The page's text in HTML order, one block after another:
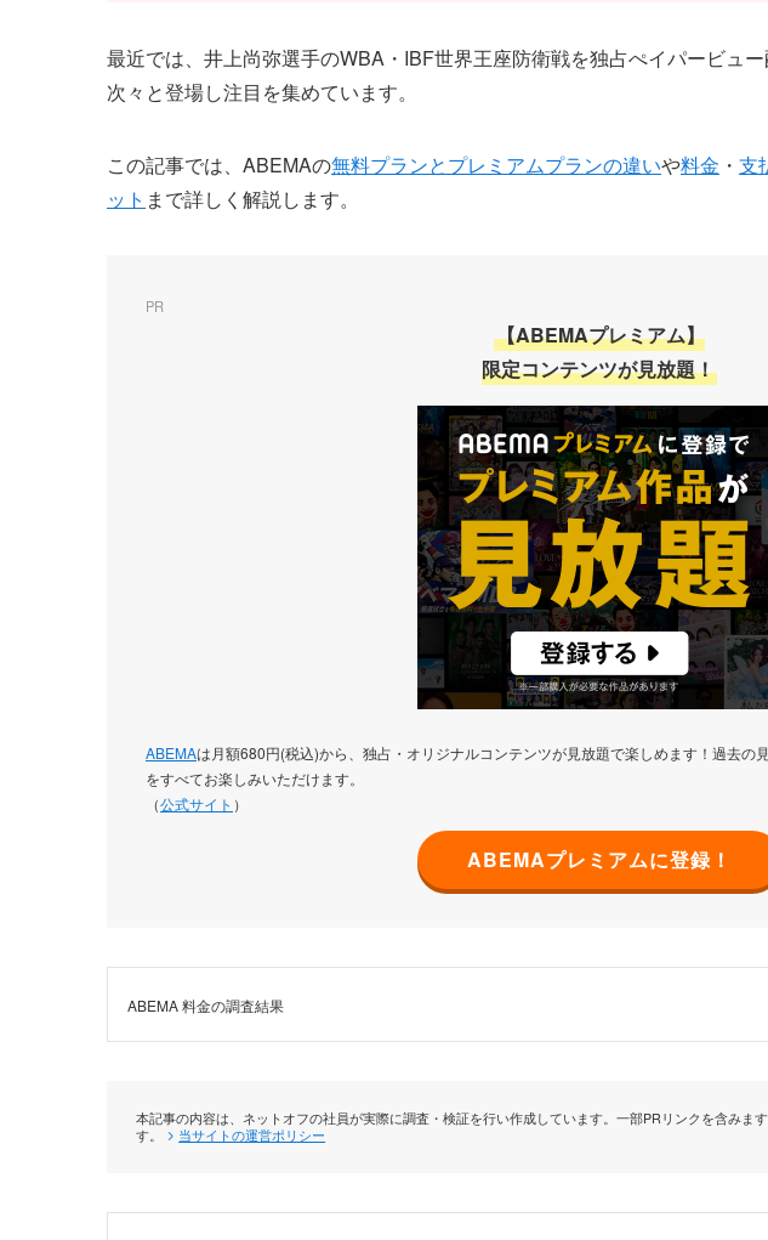
最近では、井上尚弥選手のWBA・IBF世界王座防衛戦を独占ぺイパービュ
次々と登場し注目を集めています。
この記事では、ABEMAの無料プランとプレミアムプランの違いや料金 ・ 支
ット まで詳しく解説します。
PR
【ABEMAプレミアム】
限定コンテンツが見放題！
ABEMAは月額680円(税込)から、独占・オリジナルコンテンツが見放題で楽しめます！過去の
をすべてお楽しみいただけます。
（公式サイト ）
ABEMAプレミアムに登録！
ABEMA 料金の調査結果
本記事の内容は、ネットオフの社員が実際に調査・検証を行い作成しています。一部PRリンクを含みま
す。
当サイトの運営ポリシー